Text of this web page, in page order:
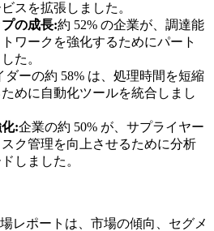
スを拡張しました。
の成長:約 52% の企業が、調達能
ワークを強化するためにパート
た。
ダーの約 58% は、処理時間を短縮
めに自動化ツールを統合しまし
:企業の約 50% が、サプライヤー
ク管理を向上させるために分析
しました。
レポートは、市場の傾向、セグメ